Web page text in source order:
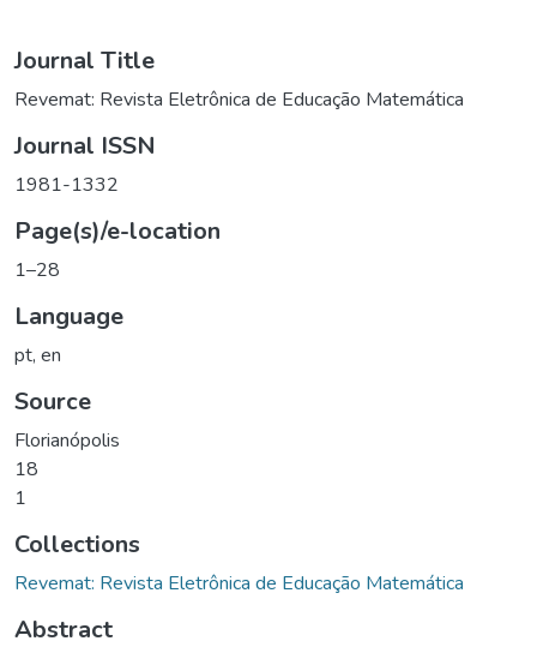
Journal Title
Revemat: Revista Eletrônica de Educação Matemática
Journal ISSN
1981-1332
Page(s)/e-location
1–28
Language
pt, en
Source
Florianópolis
18
1
Collections
Revemat: Revista Eletrônica de Educação Matemática
Abstract